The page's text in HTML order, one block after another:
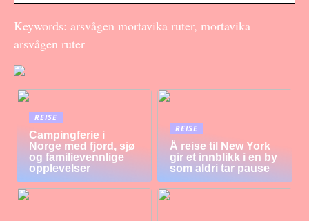
Keywords: arsvågen mortavika ruter, mortavika
arsvågen ruter
REISE
Campingferie i
Norge med fjord, sjø
og familievennlige
opplevelser
REISE
Å reise til New York
gir et innblikk i en by
som aldri tar pause